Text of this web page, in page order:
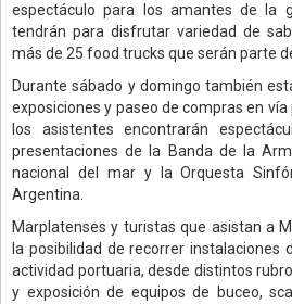
espectáculo para los amantes de la
tendrán para disfrutar variedad de
más de 25 food trucks que serán parte
Durante sábado y domingo también
exposiciones y paseo de compras en
los asistentes encontrarán
presentaciones de la Banda de la
nacional del mar y la Orquesta
Argentina.
Marplatenses y turistas que asistan a
la posibilidad de recorrer instalaciones
actividad portuaria, desde distintos
y exposición de equipos de buceo,